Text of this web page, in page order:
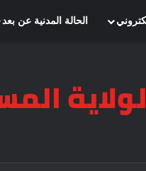
الحالة المدنية عن بعد